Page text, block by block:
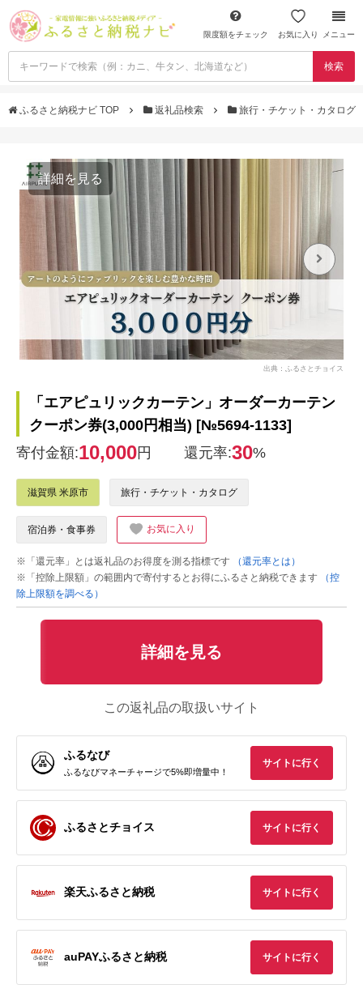
限度額をチェック お気に入り メニュー
検索
ふるさと納税ナビ TOP 返礼品検索 旅行・チケット・カタログ
詳細を見る
出典：ふるさとチョイス
「エアピュリックカーテン」オーダーカーテン
クーポン券(3,000円相当) [№5694-1133]
寄付金額:10,000円 還元率:30%
滋賀県 米原市 旅行・チケット・カタログ
宿泊券・食事券 お気に入り
※「還元率」とは返礼品のお得度を測る指標です
（還元率とは）
※「控除上限額」の範囲内で寄付するとお得にふるさと納税できます
（控
除上限額を調べる）
詳細を見る
この返礼品の取扱いサイト
ふるなび
ふるなびマネーチャージで5%即増量中！
サイトに行く
ふるさとチョイス サイトに行く
楽天ふるさと納税 サイトに行く
auPAYふるさと納税 サイトに行く